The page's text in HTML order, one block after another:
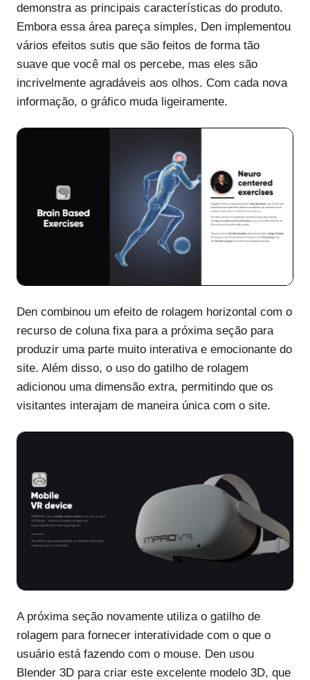
demonstra as principais características do produto.
Embora essa área pareça simples, Den implementou
vários efeitos sutis que são feitos de forma tão
suave que você mal os percebe, mas eles são
incrivelmente agradáveis aos olhos. Com cada nova
informação, o gráfico muda ligeiramente.
Den combinou um efeito de rolagem horizontal com o
recurso de coluna fixa para a próxima seção para
produzir uma parte muito interativa e emocionante do
site. Além disso, o uso do gatilho de rolagem
adicionou uma dimensão extra, permitindo que os
visitantes interajam de maneira única com o site.
A próxima seção novamente utiliza o gatilho de
rolagem para fornecer interatividade com o que o
usuário está fazendo com o mouse. Den usou
Blender 3D para criar este excelente modelo 3D, que